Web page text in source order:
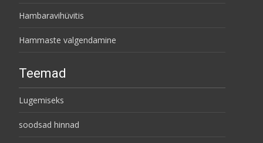
Hambaravihüvitis
Hammaste valgendamine
Teemad
Lugemiseks
soodsad hinnad